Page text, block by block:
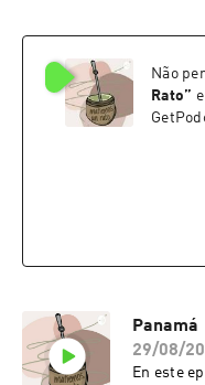
Não
Rato”
Panamá
29/08/
En este